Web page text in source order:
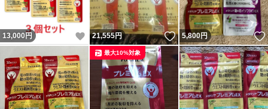
13,000 円 いいね！
21,555円 いいね！
5,800円
最大10%対象